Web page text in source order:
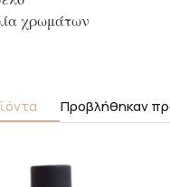
χρωμάτων
Προβλήθηκαν